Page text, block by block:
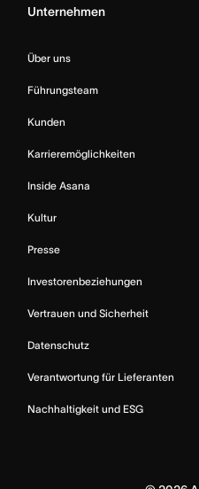
Unternehmen
Über uns
Führungsteam
Kunden
Karrieremöglichkeiten
Inside Asana
Kultur
Presse
Investorenbeziehungen
Vertrauen und Sicherheit
Datenschutz
Verantwortung für Lieferanten
Nachhaltigkeit und ESG